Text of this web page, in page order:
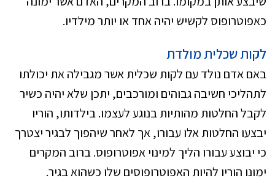
כאפוטרופוס לקשיש יהיה אחד או יותר מילדיו.
לקות שכלית מולדת
באם אדם נולד עם לקות שכלית אשר מגבילה את יכולתו
לתהליכי חשיבה גבוהים ומורכבים, יתכן שלא יהיה כשיר
לקבל החלטות מהותיות בנוגע לעצמו. בילדותו, הוריו
יבצעו החלטות אלו עבורו, אך לאחר שיהפוך לבגיר יצטרך
כי יבוצע עבורו הליך למינוי אפוטרופוס. ברוב המקרים
ימונו הוריו להיות האפוטרופוסים שלו כשהוא בגיר.